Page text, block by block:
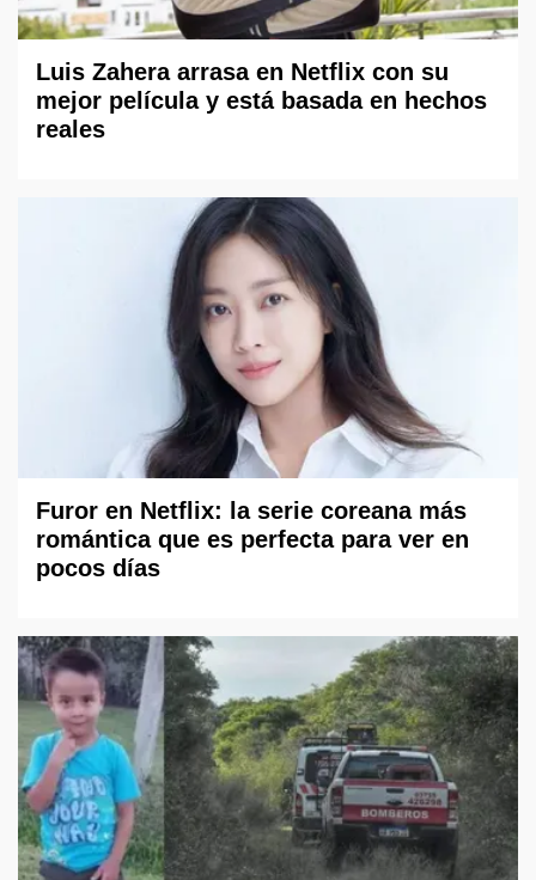
Luis Zahera arrasa en Netflix con su
mejor película y está basada en hechos
reales
Furor en Netflix: la serie coreana más
romántica que es perfecta para ver en
pocos días